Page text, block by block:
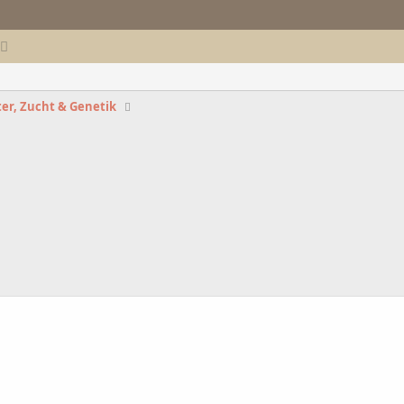
Zucht & Genetik